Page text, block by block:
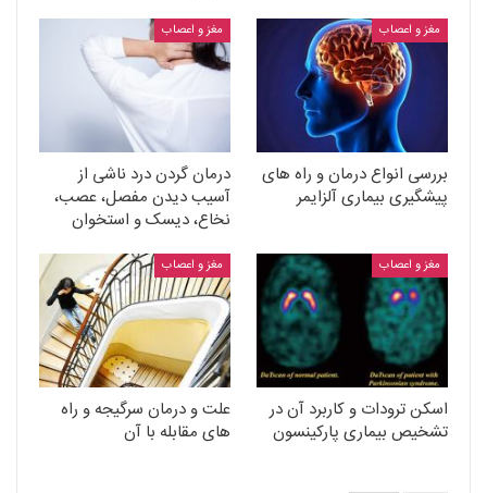
مغز و اعصاب
بررسی انواع درمان و راه های
پیشگیری بیماری آلزایمر
مغز و اعصاب
درمان گردن درد ناشی از
آسیب دیدن مفصل، عصب،
نخاع، دیسک و استخوان
مغز و اعصاب
اسکن ترودات و کاربرد آن در
تشخیص بیماری پارکینسون
مغز و اعصاب
علت و درمان سرگیجه و راه
های مقابله با آن